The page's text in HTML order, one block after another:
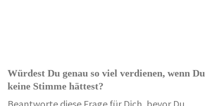
Würdest Du genau so viel verdienen, wenn Du
keine Stimme hättest?